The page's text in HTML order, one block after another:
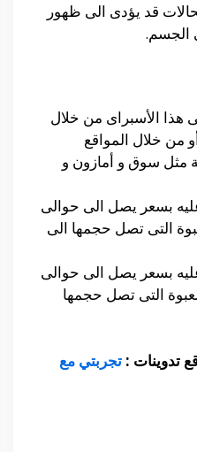
قد يؤدى الى ظهور
الجسم.
الأسبراى من خلال
من خلال المواقع
مثل سوق و أمازون و
بسعر يصل الى حوالى
التى تصل حجمها الى
بسعر يصل الى حوالى
التى تصل حجمها
تدوينات : تجربتي مع